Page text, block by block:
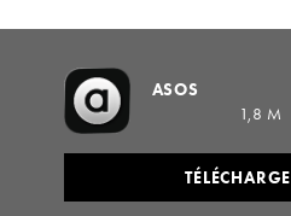
ASOS
1,8 M